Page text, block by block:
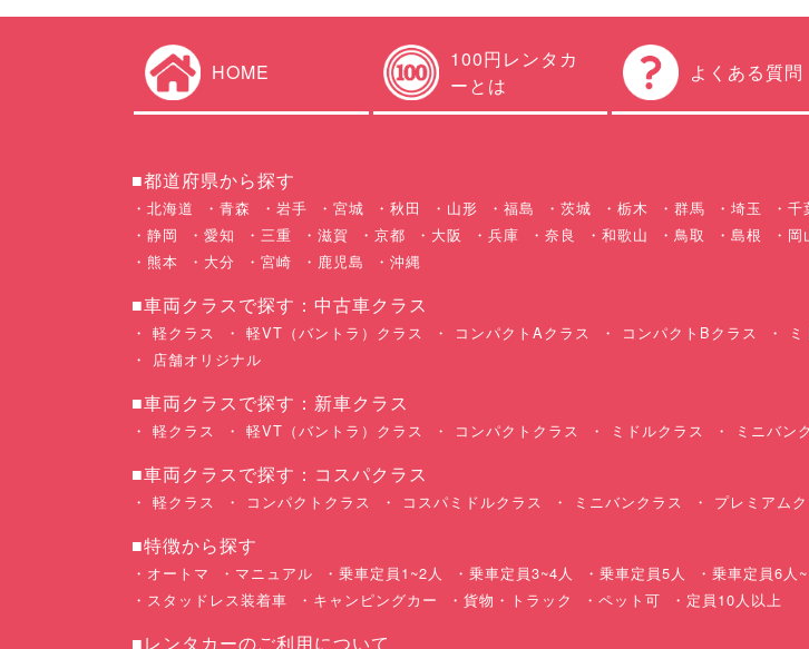
HOME
100円レンタカ
ーとは
よくある質問
■都道府県から探す
北海道 青森 岩手 宮城 秋田 山形 福島 茨城 栃木 群馬 埼玉 千
静岡
愛知 三重 滋賀 京都 大阪 兵庫 奈良 和歌山 鳥取 島根 岡
熊本
大分 宮崎 鹿児島 沖縄
■車両クラスで探す：中古車クラス
軽クラス 軽VT（バントラ）クラス コンパクトAクラス コンパクトBクラス
店舗オリジナル
■車両クラスで探す：新車クラス
軽クラス 軽VT（バントラ）クラス コンパクトクラス ミドルクラス ミニバン
■車両クラスで探す：コスパクラス
軽クラス コンパクトクラス コスパミドルクラス ミニバンクラス プレミアム
■特徴から探す
オートマ マニュアル 乗車定員1~2人 乗車定員3~4人 乗車定員5人 乗車定員6人~
スタッドレス装着車
キャンピングカー 貨物・トラック ペット可 定員10人以上
■レンタカーのご利用について